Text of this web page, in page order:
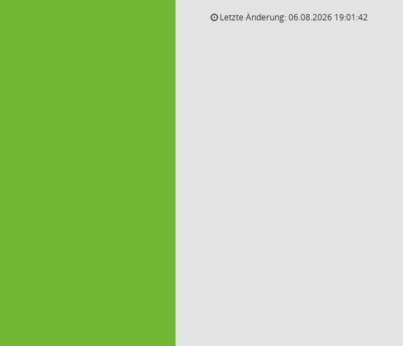
Letzte Änderung: 06.08.2026 19:01:42